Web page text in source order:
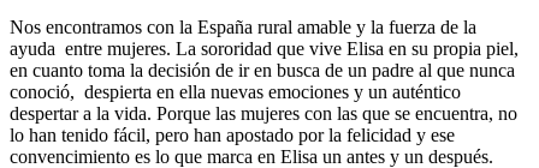
Nos encontramos con la España rural amable y la fuerza de la
ayuda entre mujeres. La sororidad que vive Elisa en su propia piel,
en cuanto toma la decisión de ir en busca de un padre al que nunca
conoció, despierta en ella nuevas emociones y un auténtico
despertar a la vida. Porque las mujeres con las que se encuentra, no
lo han tenido fácil, pero han apostado por la felicidad y ese
convencimiento es lo que marca en Elisa un antes y un después.